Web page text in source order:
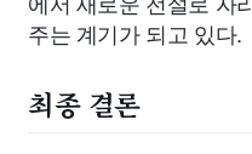
주는 계기가 되고 있다.
최종 결론